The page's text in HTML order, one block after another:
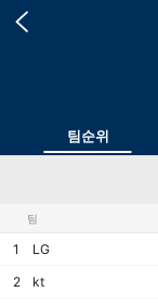
팀순위
팀
1
LG
2
kt